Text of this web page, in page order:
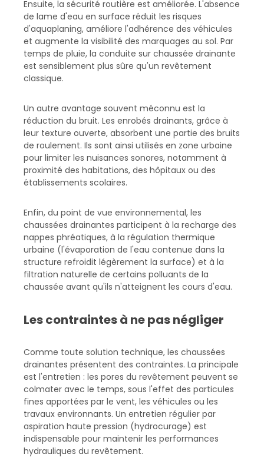
Ensuite, la sécurité routière est améliorée. L'absence
de lame d'eau en surface réduit les risques
d'aquaplaning, améliore l'adhérence des véhicules
et augmente la visibilité des marquages au sol. Par
temps de pluie, la conduite sur chaussée drainante
est sensiblement plus sûre qu'un revêtement
classique.
Un autre avantage souvent méconnu est la
réduction du bruit. Les enrobés drainants, grâce à
leur texture ouverte, absorbent une partie des bruits
de roulement. Ils sont ainsi utilisés en zone urbaine
pour limiter les nuisances sonores, notamment à
proximité des habitations, des hôpitaux ou des
établissements scolaires.
Enfin, du point de vue environnemental, les
chaussées drainantes participent à la recharge des
nappes phréatiques, à la régulation thermique
urbaine (l'évaporation de l'eau contenue dans la
structure refroidit légèrement la surface) et à la
filtration naturelle de certains polluants de la
chaussée avant qu'ils n'atteignent les cours d'eau.
Les contraintes à ne pas négliger
Comme toute solution technique, les chaussées
drainantes présentent des contraintes. La principale
est l'entretien : les pores du revêtement peuvent se
colmater avec le temps, sous l'effet des particules
fines apportées par le vent, les véhicules ou les
travaux environnants. Un entretien régulier par
aspiration haute pression (hydrocurage) est
indispensable pour maintenir les performances
hydrauliques du revêtement.